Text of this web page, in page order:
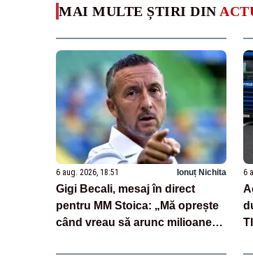
MAI MULTE ȘTIRI DIN
6 aug. 2026, 18:51 Ionuț Nichita
Gigi Becali, mesaj în direct
pentru MM Stoica: „Mă oprește
când vreau să arunc milioane
6